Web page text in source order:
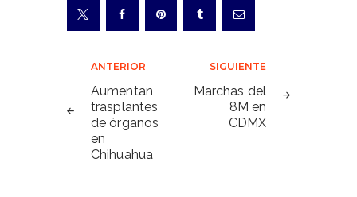
Navegación
de
entradas
ANTERIOR
Aumentan
trasplantes
de órganos
en
Chihuahua
SIGUIENTE
Marchas del
8M en
CDMX